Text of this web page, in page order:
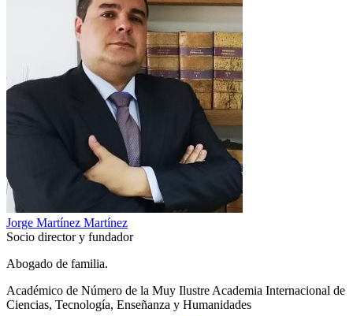
Jorge Martínez Martínez
Socio director y fundador
Abogado de familia.
Académico de Número de la Muy Ilustre Academia Internacional de
Ciencias, Tecnología, Enseñanza y Humanidades